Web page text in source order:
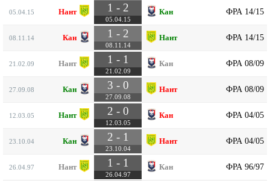
05.04.15 Нант 1 - 2
05.04.15
Кан ФРА 14/15
08.11.14 Кан 1 - 2
08.11.14
Нант ФРА 14/15
21.02.09 Нант 1 - 1
21.02.09
Кан ФРА 08/09
27.09.08 Кан 3 - 0
27.09.08
Нант ФРА 08/09
12.03.05 Нант 2 - 0
12.03.05
Кан ФРА 04/05
23.10.04 Кан 2 - 1
23.10.04
Нант ФРА 04/05
26.04.97 Нант 1 - 1
26.04.97
Кан ФРА 96/97